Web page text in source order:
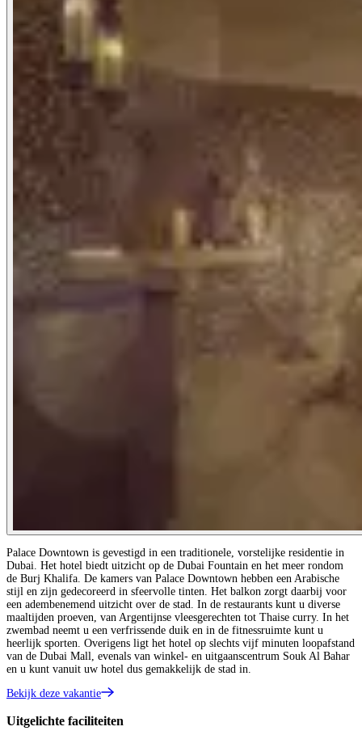
Palace Downtown is gevestigd in een traditionele, vorstelijke residentie in
Dubai. Het hotel biedt uitzicht op de Dubai Fountain en het meer rondom
de Burj Khalifa. De kamers van Palace Downtown hebben een Arabische
stijl en zijn gedecoreerd in sfeervolle tinten. Het balkon zorgt daarbij voor
een adembenemend uitzicht over de stad. In de restaurants kunt u diverse
maaltijden proeven, van Argentijnse vleesgerechten tot Thaise curry. In het
zwembad neemt u een verfrissende duik en in de fitnessruimte kunt u
heerlijk sporten. Overigens ligt het hotel op slechts vijf minuten loopafstand
van de Dubai Mall, evenals van winkel- en uitgaanscentrum Souk Al Bahar
en u kunt vanuit uw hotel dus gemakkelijk de stad in.
Bekijk deze vakantie
Uitgelichte faciliteiten